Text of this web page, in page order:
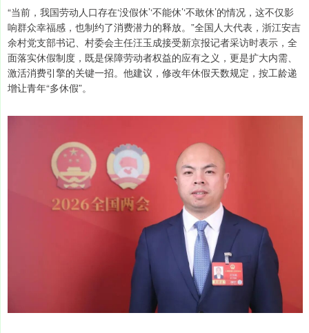
“当前，我国劳动人口存在‘没假休’‘不能休’‘不敢休’的情况，这不仅影
响群众幸福感，也制约了消费潜力的释放。”全国人大代表，浙江安吉
余村党支部书记、村委会主任汪玉成接受新京报记者采访时表示，全
面落实休假制度，既是保障劳动者权益的应有之义，更是扩大内需、
激活消费引擎的关键一招。他建议，修改年休假天数规定，按工龄递
增让青年“多休假”。